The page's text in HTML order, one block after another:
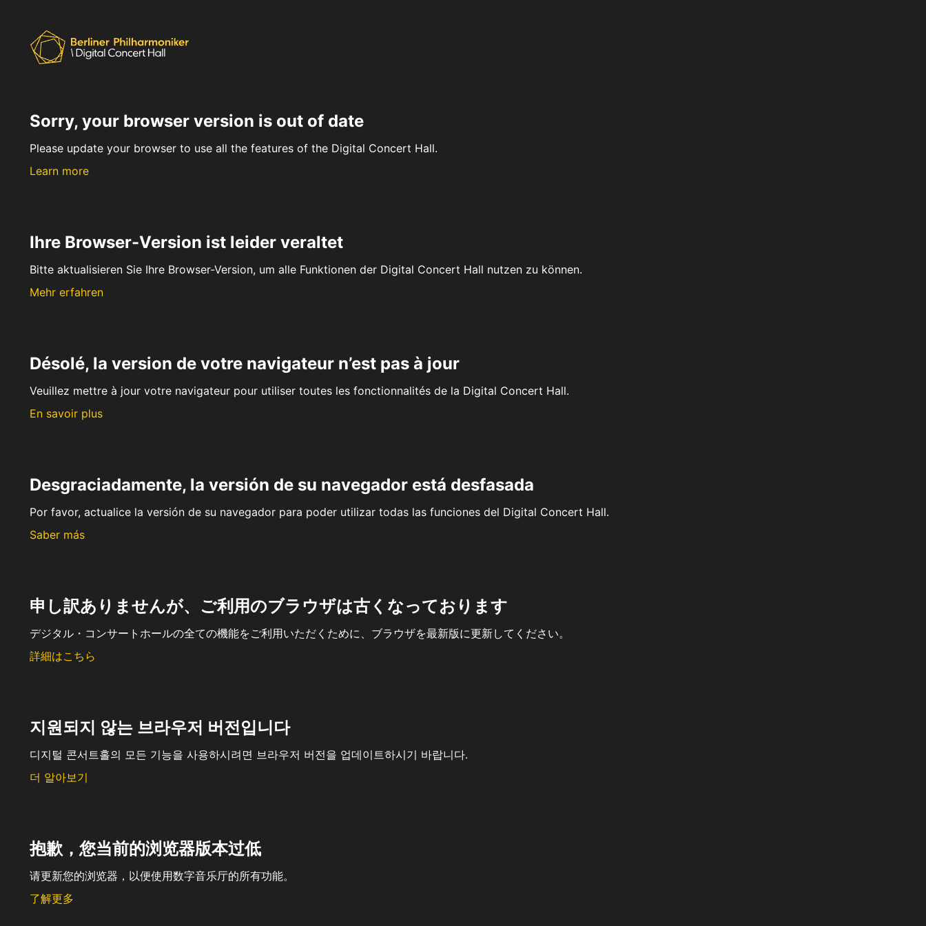
Sorry, your browser version is out of date
Please update your browser to use all the features of the Digital Concert Hall.
Learn more
Ihre Browser-Version ist leider veraltet
Bitte aktualisieren Sie Ihre Browser-Version, um alle Funktionen der Digital Concert Hall nutzen zu können.
Mehr erfahren
Désolé, la version de votre navigateur n’est pas à jour
Veuillez mettre à jour votre navigateur pour utiliser toutes les fonctionnalités de la Digital Concert Hall.
En savoir plus
Desgraciadamente, la versión de su navegador está desfasada
Por favor, actualice la versión de su navegador para poder utilizar todas las funciones del Digital Concert Hall.
Saber más
申し訳ありませんが、ご利用のブラウザは古くなっております
デジタル・コンサートホールの全ての機能をご利用いただくために、ブラウザを最新版に更新してください。
詳細はこちら
지원되지 않는 브라우저 버전입니다
디지털 콘서트홀의 모든 기능을 사용하시려면 브라우저 버전을 업데이트하시기 바랍니다.
더 알아보기
抱歉，您当前的浏览器版本过低
请更新您的浏览器，以便使用数字音乐厅的所有功能。
了解更多